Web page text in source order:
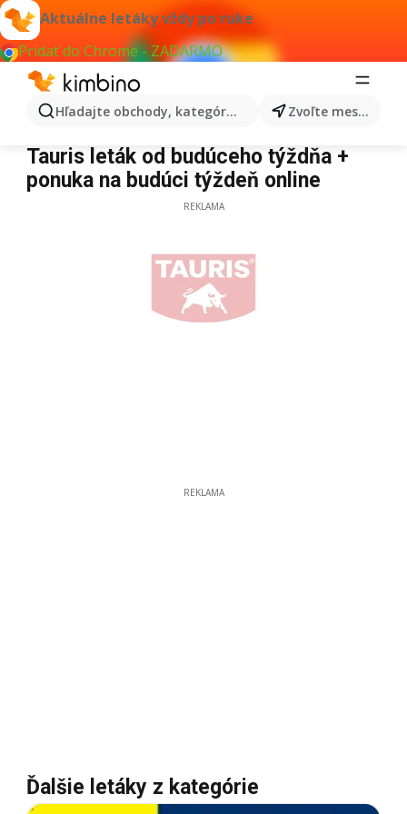
Aktuálne letáky vždy po ruke
Pridať do Chrome - ZADARMO
Hľadajte obchody, kategórie, produkty... Zvoľte mesto
Tauris
Tauris leták od budúceho týždňa +
ponuka na budúci týždeň online
REKLAMA
REKLAMA
Ďalšie letáky z kategórie